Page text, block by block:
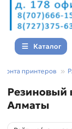
Каталог
принтеров
Резиновый
Алматы